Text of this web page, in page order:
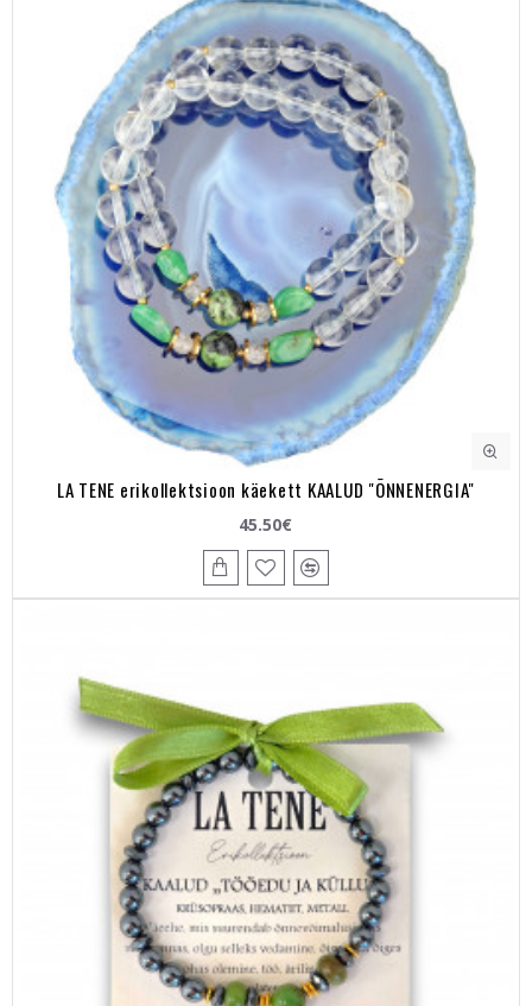
LA TENE erikollektsioon käekett KAALUD "ÕNNENERGIA"
45.50€